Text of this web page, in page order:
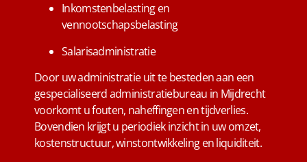
Inkomstenbelasting en
vennootschapsbelasting
Salarisadministratie
Door uw administratie uit te besteden aan een
gespecialiseerd administratiebureau in Mijdrecht
voorkomt u fouten, naheffingen en tijdverlies.
Bovendien krijgt u periodiek inzicht in uw omzet,
kostenstructuur, winstontwikkeling en liquiditeit.